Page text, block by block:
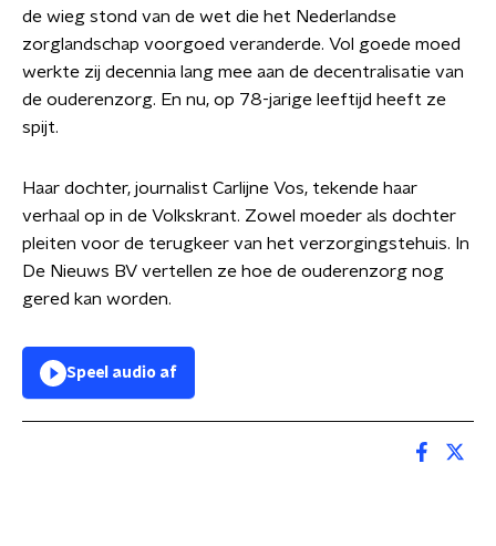
de wieg stond van de wet die het Nederlandse
zorglandschap voorgoed veranderde. Vol goede moed
werkte zij decennia lang mee aan de decentralisatie van
de ouderenzorg. En nu, op 78-jarige leeftijd heeft ze
spijt.
Haar dochter, journalist Carlijne Vos, tekende haar
verhaal op in de Volkskrant. Zowel moeder als dochter
pleiten voor de terugkeer van het verzorgingstehuis. In
De Nieuws BV vertellen ze hoe de ouderenzorg nog
gered kan worden.
Speel audio af